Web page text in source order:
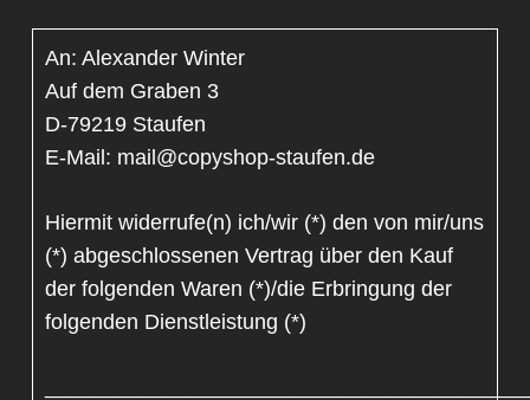
An: Alexander Winter
Auf dem Graben 3
D-79219 Staufen
E-Mail: mail@copyshop-staufen.de
Hiermit widerrufe(n) ich/wir (*) den von mir/uns
(*) abgeschlossenen Vertrag über den Kauf
der folgenden Waren (*)/die Erbringung der
folgenden Dienstleistung (*)